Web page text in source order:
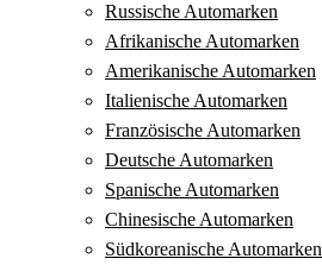
Russische Automarken
Afrikanische Automarken
Amerikanische Automarken
Italienische Automarken
Französische Automarken
Deutsche Automarken
Spanische Automarken
Chinesische Automarken
Südkoreanische Automarken